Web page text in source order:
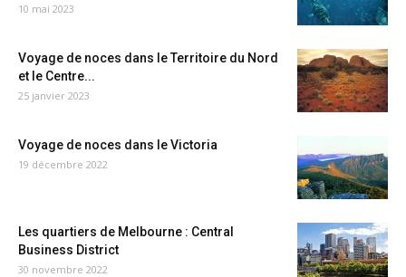
10 mai 2023
Voyage de noces dans le Territoire du Nord
et le Centre...
25 janvier 2023
Voyage de noces dans le Victoria
19 décembre 2022
Les quartiers de Melbourne : Central
Business District
30 novembre 2022